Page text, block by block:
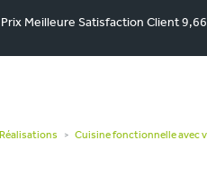
Prix Meilleure Satisfaction Client
Réalisations > Cuisine fonctionnelle avec